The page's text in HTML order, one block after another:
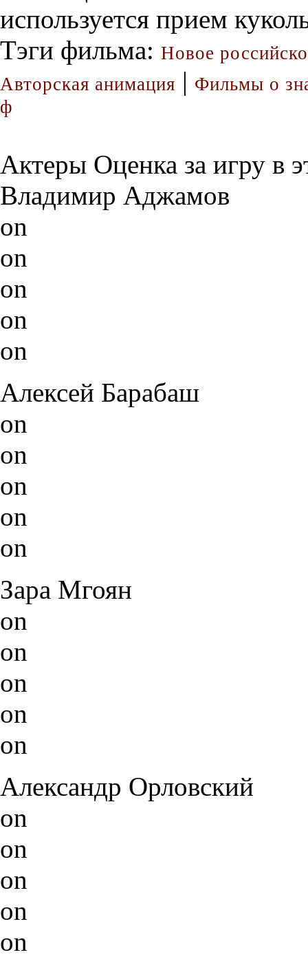
используется прием
Тэги фильма: Новое
Авторская анимация | Фильмы о
ф
Актеры Оценка за игру в
Владимир Аджамов
on
on
on
on
on
Алексей Барабаш
on
on
on
on
on
Зара Мгоян
on
on
on
on
on
Александр Орловский
on
on
on
on
on